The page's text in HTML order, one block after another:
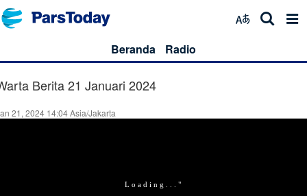
Beranda Radio
Berita 21 Januari 2024
21, 2024 14:04 Asia/Jakarta